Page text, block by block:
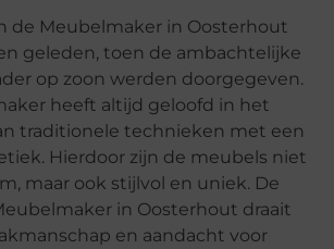
de Meubelmaker in Oosterhout
geleden, toen de ambachtelijke
op zoon werden doorgegeven.
heeft altijd geloofd in het
traditionele technieken met een
Hierdoor zijn de meubels niet
maar ook stijlvol en uniek. De
in Oosterhout draait
en aandacht voor